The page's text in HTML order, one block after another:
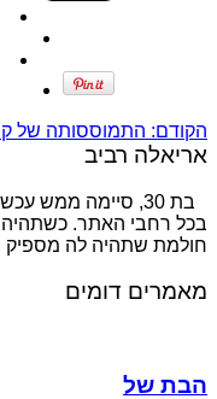
הקודם: התמוססותה של
אריאלה רביב
בת 30, סיימה ממש
בכל רחבי האתר. כשתהיה
חולמת שתהיה לה
מאמרים דומים
הבת של